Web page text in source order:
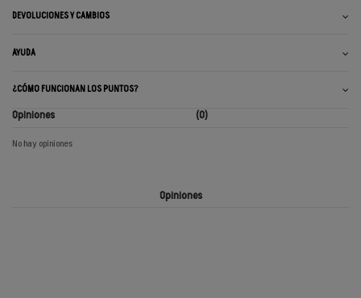
DEVOLUCIONES Y CAMBIOS
AYUDA
¿CÓMO FUNCIONAN LOS PUNTOS?
Opiniones (0)
No hay opiniones
Opiniones